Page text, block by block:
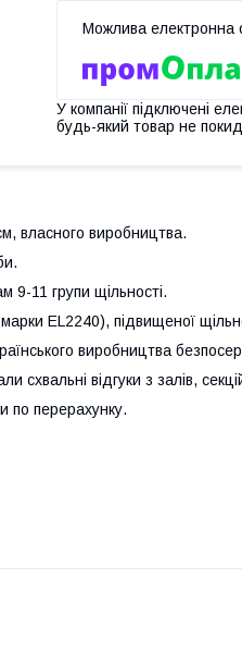
У компанії підключені
будь-який товар не
власного виробництва.
9-11 групи щільності.
EL2240), підвищеної
виробництва
схвальні відгуки з залів,
по перерахунку.